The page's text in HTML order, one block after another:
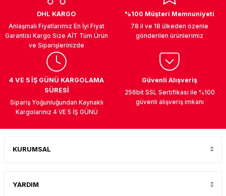
DHL KARGO
Anlaşmalı Fiyatlarımız En İyi Fiyat
Garantisi Kargo Size AİT Tüm Ürün
ve Siparişlerinizde
%100 Müşteri Memnuniyeti
78 il ve 18 ülkeden özenle
gönderilen ürünlerimiz
4 VE 5 İŞ GÜNÜ KARGOLAMA
SÜRESİ
Sipariş Yoğunluğundan Kaynaklı
Kargolarınız 4 VE 5 İŞ GÜNÜ
Güvenli Alışveriş
256bit SSL Sertifikası ile %100
güvenli alışveriş imkanı
KURUMSAL
YARDIM